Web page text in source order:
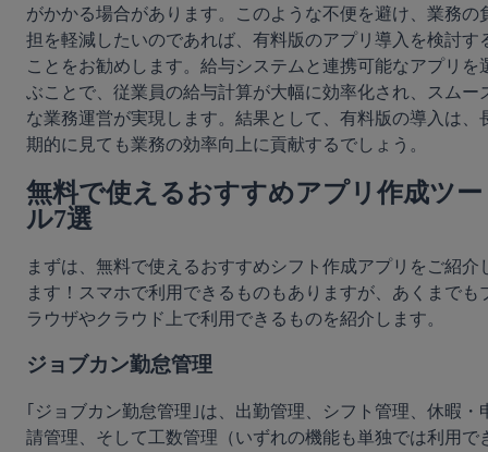
がかかる場合があります。このような不便を避け、業務の
担を軽減したいのであれば、有料版のアプリ導入を検討す
ことをお勧めします。給与システムと連携可能なアプリを
ぶことで、従業員の給与計算が大幅に効率化され、スムー
な業務運営が実現します。結果として、有料版の導入は、
期的に見ても業務の効率向上に貢献するでしょう。
無料で使えるおすすめアプリ作成ツー
ル7選
まずは、無料で使えるおすすめシフト作成アプリをご紹介
ます！スマホで利用できるものもありますが、あくまでも
ラウザやクラウド上で利用できるものを紹介します。
ジョブカン勤怠管理
｢ジョブカン勤怠管理｣は、出勤管理、シフト管理、休暇・
請管理、そして工数管理（いずれの機能も単独では利用で